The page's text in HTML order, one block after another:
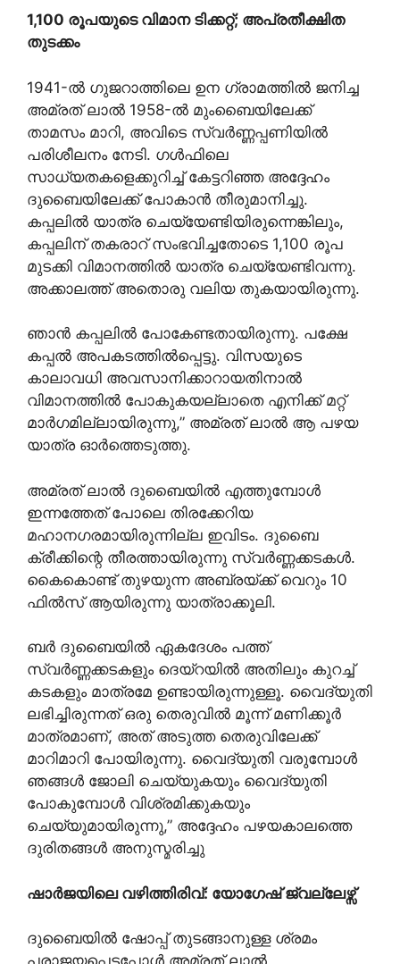
1,100 രൂപയുടെ വിമാന ടിക്കറ്റ്; അപ്രതീക്ഷിത
തുടക്കം
1941-ൽ ഗുജറാത്തിലെ ഉന ഗ്രാമത്തിൽ ജനിച്ച
അമ്രത് ലാൽ 1958-ൽ മുംബൈയിലേക്ക്
താമസം മാറി, അവിടെ സ്വർണ്ണപ്പണിയിൽ
പരിശീലനം നേടി. ഗൾഫിലെ
സാധ്യതകളെക്കുറിച്ച് കേട്ടറിഞ്ഞ അദ്ദേഹം
ദുബൈയിലേക്ക് പോകാൻ തീരുമാനിച്ചു.
കപ്പലിൽ യാത്ര ചെയ്യേണ്ടിയിരുന്നെങ്കിലും,
കപ്പലിന് തകരാറ് സംഭവിച്ചതോടെ 1,100 രൂപ
മുടക്കി വിമാനത്തിൽ യാത്ര ചെയ്യേണ്ടിവന്നു.
അക്കാലത്ത് അതൊരു വലിയ തുകയായിരുന്നു.
ഞാൻ കപ്പലിൽ പോകേണ്ടതായിരുന്നു. പക്ഷേ
കപ്പൽ അപകടത്തിൽപ്പെട്ടു. വിസയുടെ
കാലാവധി അവസാനിക്കാറായതിനാൽ
വിമാനത്തിൽ പോകുകയല്ലാതെ എനിക്ക് മറ്റ്
മാർഗമില്ലായിരുന്നു,” അമ്രത് ലാൽ ആ പഴയ
യാത്ര ഓർത്തെടുത്തു.
അമ്രത് ലാൽ ദുബൈയിൽ എത്തുമ്പോൾ
ഇന്നത്തേത് പോലെ തിരക്കേറിയ
മഹാനഗരമായിരുന്നില്ല ഇവിടം. ദുബൈ
ക്രീക്കിന്റെ തീരത്തായിരുന്നു സ്വർണ്ണക്കടകൾ.
കൈകൊണ്ട് തുഴയുന്ന അബ്രയ്ക്ക് വെറും 10
ഫിൽസ് ആയിരുന്നു യാത്രാക്കൂലി.
ബർ ദുബൈയിൽ ഏകദേശം പത്ത്
സ്വർണ്ണക്കടകളും ദെയ്റയിൽ അതിലും കുറച്ച്
കടകളും മാത്രമേ ഉണ്ടായിരുന്നുള്ളൂ. വൈദ്യുതി
ലഭിച്ചിരുന്നത് ഒരു തെരുവിൽ മൂന്ന് മണിക്കൂർ
മാത്രമാണ്, അത് അടുത്ത തെരുവിലേക്ക്
മാറിമാറി പോയിരുന്നു. വൈദ്യുതി വരുമ്പോൾ
ഞങ്ങൾ ജോലി ചെയ്യുകയും വൈദ്യുതി
പോകുമ്പോൾ വിശ്രമിക്കുകയും
ചെയ്യുമായിരുന്നു,” അദ്ദേഹം പഴയകാലത്തെ
ദുരിതങ്ങൾ അനുസ്മരിച്ചു
ഷാർജയിലെ വഴിത്തിരിവ്: യോഗേഷ് ജ്വല്ലേഴ്സ്
ദുബൈയിൽ ഷോപ്പ് തുടങ്ങാനുള്ള ശ്രമം